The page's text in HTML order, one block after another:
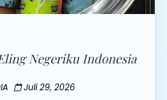
Negeriku Indonesia
Juli 29, 2026